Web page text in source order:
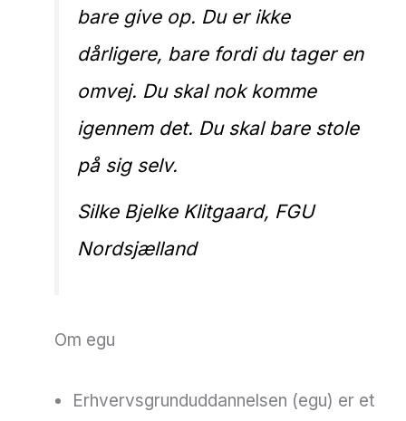
bare give op. Du er ikke
dårligere, bare fordi du tager en
omvej. Du skal nok komme
igennem det. Du skal bare stole
på sig selv.
Silke Bjelke Klitgaard, FGU
Nordsjælland
Om egu
Erhvervsgrunduddannelsen (egu) er et